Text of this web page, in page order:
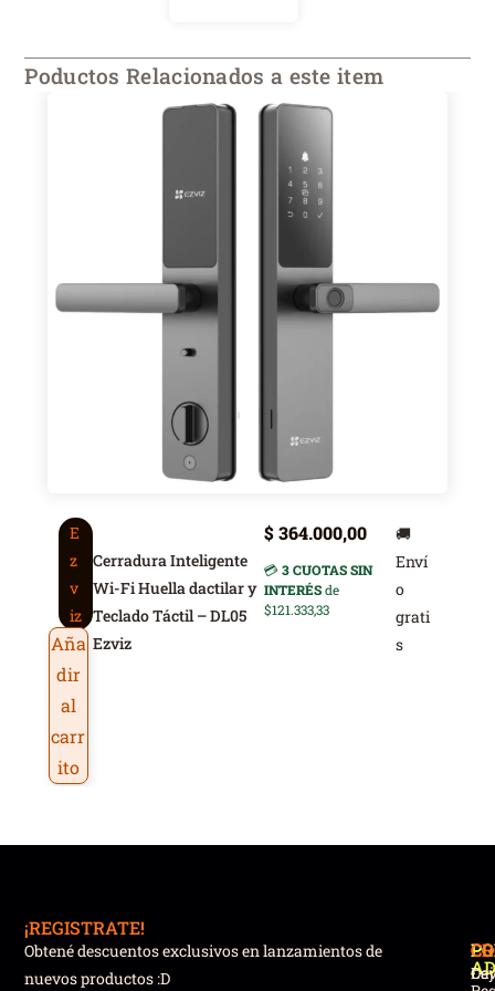
Poductos Relacionados a este item
E
z
v
iz
Cerradura Inteligente
Wi-Fi Huella dactilar y
Teclado Táctil – DL05
Ezviz
$364.000,00
💳3 CUOTAS SIN
INTERÉSde
$121.333,33
🚚
Enví
o
grati
s
Aña
dir
al
carr
ito
¡REGISTRATE!
Obtené descuentos exclusivos en lanzamientos de
nuevos productos :D